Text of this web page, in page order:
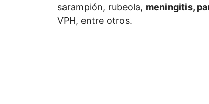
sarampión, rubeola, meningitis,
VPH, entre otros.